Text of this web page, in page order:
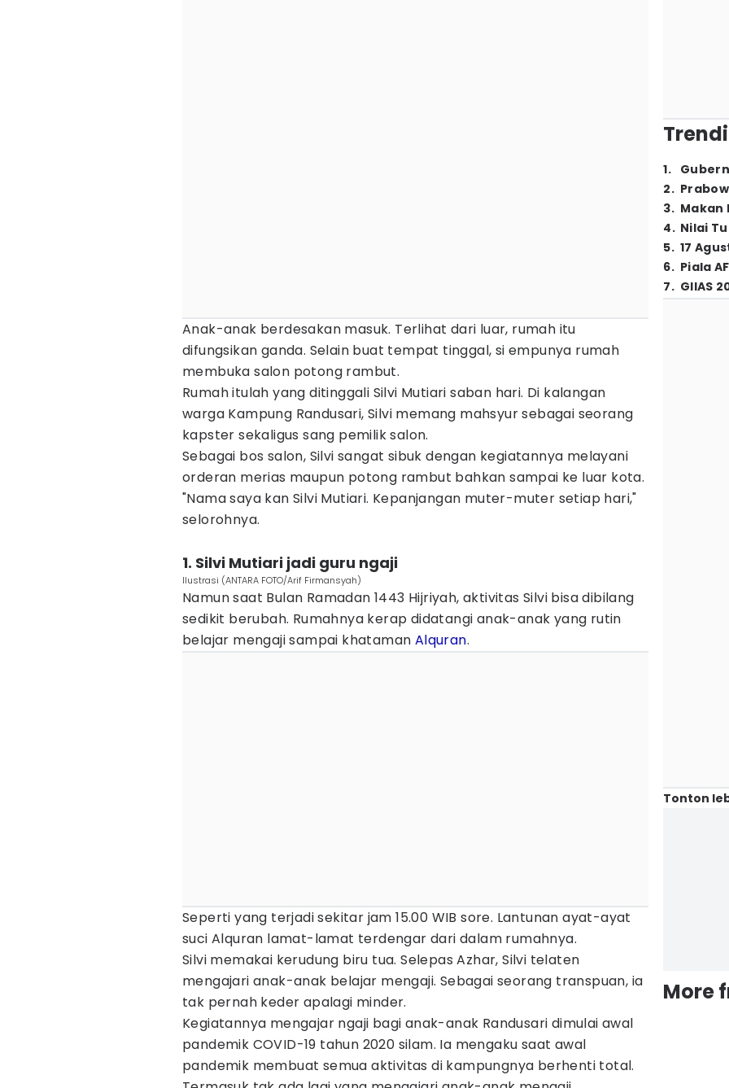
Anak-anak berdesakan masuk. Terlihat dari luar, rumah itu
difungsikan ganda. Selain buat tempat tinggal, si empunya rumah
membuka salon potong rambut.
Rumah itulah yang ditinggali Silvi Mutiari saban hari. Di kalangan
warga Kampung Randusari, Silvi memang mahsyur sebagai seorang
kapster sekaligus sang pemilik salon.
Sebagai bos salon, Silvi sangat sibuk dengan kegiatannya melayani
orderan merias maupun potong rambut bahkan sampai ke luar kota.
"Nama saya kan Silvi Mutiari. Kepanjangan muter-muter setiap hari,"
selorohnya.
1. Silvi Mutiari jadi guru ngaji
Ilustrasi (ANTARA FOTO/Arif Firmansyah)
Namun saat Bulan Ramadan 1443 Hijriyah, aktivitas Silvi bisa dibilang
sedikit berubah. Rumahnya kerap didatangi anak-anak yang rutin
belajar mengaji sampai khataman Alquran.
Seperti yang terjadi sekitar jam 15.00 WIB sore. Lantunan ayat-ayat
suci Alquran lamat-lamat terdengar dari dalam rumahnya.
Silvi memakai kerudung biru tua. Selepas Azhar, Silvi telaten
mengajari anak-anak belajar mengaji. Sebagai seorang transpuan, ia
tak pernah keder apalagi minder.
Kegiatannya mengajar ngaji bagi anak-anak Randusari dimulai awal
pandemik COVID-19 tahun 2020 silam. Ia mengaku saat awal
pandemik membuat semua aktivitas di kampungnya berhenti total.
1.
2.
3. Makan
4. Nilai
5. 17
6. Piala
7. GIIAS
Tonton
More